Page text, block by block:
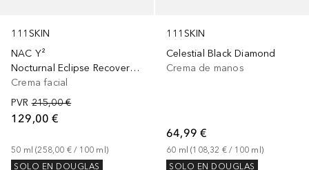
111SKIN
NAC Y²
Nocturnal Eclipse Recovery Cream
Crema facial
PVR 215,00 €
129,00 €
50 ml (258,00 € / 100 ml)
SOLO EN DOUGLAS
111SKIN
Celestial Black Diamond
Crema de manos
64,99 €
60 ml (108,32 € / 100 ml)
SOLO EN DOUGLAS